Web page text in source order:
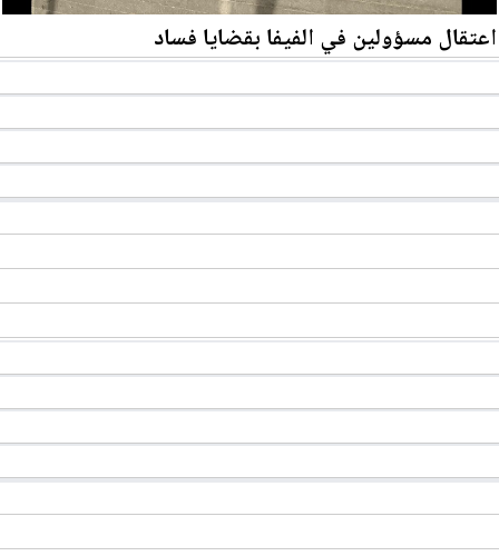
اعتقال مسؤولين في الفيفا بقضايا فساد